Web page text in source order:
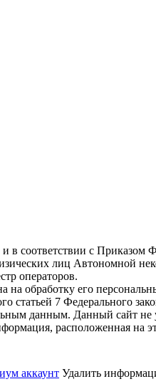
соответствии с Приказом
лиц Автономной
операторов.
на обработку его
статьей 7 Федерального
данным. Данный сайт
расположенная на
аккаунт Удалить